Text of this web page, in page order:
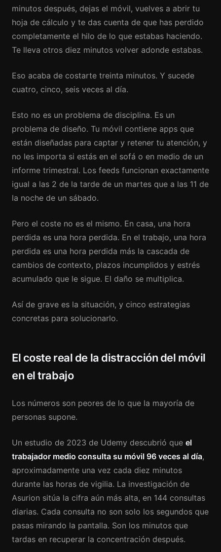
minutos después, dejas el móvil, vuelves a abrir tu
hoja de cálculo y te das cuenta de que has perdido
completamente el hilo de lo que estabas haciendo.
Te lleva otros diez minutos volver adonde estabas.
Eso acaba de costarte treinta minutos. Y sucede
cuatro, cinco, seis veces al día.
Esto no es un problema de disciplina. Es un
problema de diseño. Tu móvil contiene apps que
están diseñadas para captar y retener tu atención, y
no les importa si estás en el sofá o en medio de un
informe trimestral. Los feeds funcionan exactamente
igual a las 2 de la tarde de un martes que a las 11 de
la noche de un sábado.
Pero el coste no es el mismo. En casa, una hora
perdida es una hora perdida. En el trabajo, una hora
perdida es una hora perdida más la cascada de
cambios de contexto, plazos incumplidos y estrés
acumulado que le sigue. El daño se multiplica.
Así de grave es la situación, y cinco estrategias
concretas para solucionarlo.
El coste real de la distracción del móvil
en el trabajo
Los números son peores de lo que la mayoría de
personas supone.
Un estudio de 2023 de Udemy descubrió que el
trabajador medio consulta su móvil 96 veces al día,
aproximadamente una vez cada diez minutos
durante las horas de vigilia. La investigación de
Asurion sitúa la cifra aún más alta, en 144 consultas
diarias. Cada consulta no son solo los segundos que
pasas mirando la pantalla. Son los minutos que
tardas en recuperar la concentración después.